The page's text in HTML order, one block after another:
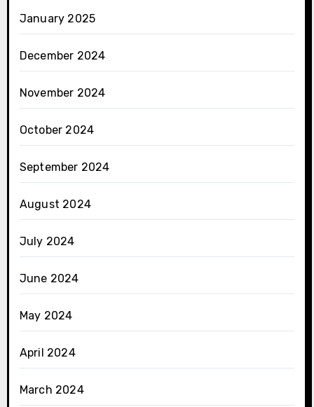
January 2025
December 2024
November 2024
October 2024
September 2024
August 2024
July 2024
June 2024
May 2024
April 2024
March 2024